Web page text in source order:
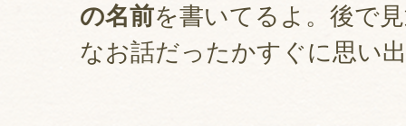
の名前を書いてるよ。後で
なお話だったかすぐに思い